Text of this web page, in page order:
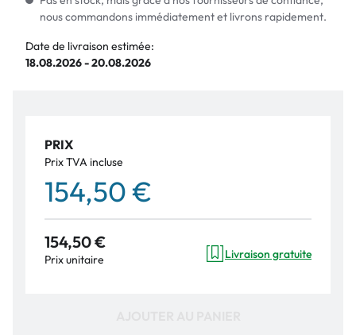
nous commandons immédiatement et livrons rapidement.
Date de livraison estimée:
18.08.2026 - 20.08.2026
PRIX
Prix TVA incluse
154,50 €
154,50 €
Prix unitaire Livraison gratuite